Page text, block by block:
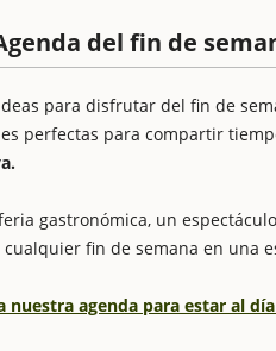
del fin de
para disfrutar del fin de
perfectas para compartir
gastronómica, un
fin de semana en una
nuestra agenda para estar al